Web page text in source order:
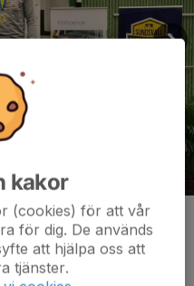
kakor
(cookies) för att vår
för dig. De används
att hjälpa oss att
tjänster.